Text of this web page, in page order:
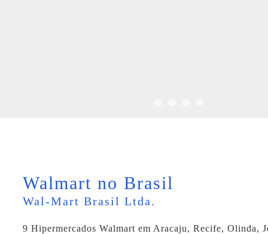
Walmart no Brasil
Wal-Mart Brasil Ltda.
9 Hipermercados Walmart em Aracaju, Recife, Olinda,